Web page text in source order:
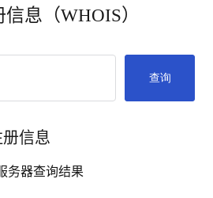
息（WHOIS）
查询
信息
务器查询结果